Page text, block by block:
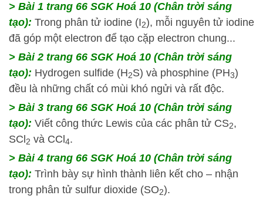
> Bài 1 trang 66 SGK Hoá 10 (Chân trời sáng
tạo): Trong phân tử iodine (I2), mỗi nguyên tử iodine
đã góp một electron để tạo cặp electron chung...
> Bài 2 trang 66 SGK Hoá 10 (Chân trời sáng
tạo): Hydrogen sulfide (H2S) và phosphine (PH3)
đều là những chất có mùi khó ngửi và rất độc.
> Bài 3 trang 66 SGK Hoá 10 (Chân trời sáng
tạo): Viết công thức Lewis của các phân tử CS2,
SCl 2 và CCl 4.
> Bài 4 trang 66 SGK Hoá 10 (Chân trời sáng
tạo): Trình bày sự hình thành liên kết cho – nhận
trong phân tử sulfur dioxide (SO2).